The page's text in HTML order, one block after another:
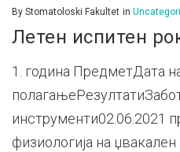
By Stomatoloski Fakultet in
Летен испитен
1. година ПредметДата
инструменти02.06.2021
физиологија на џвакален